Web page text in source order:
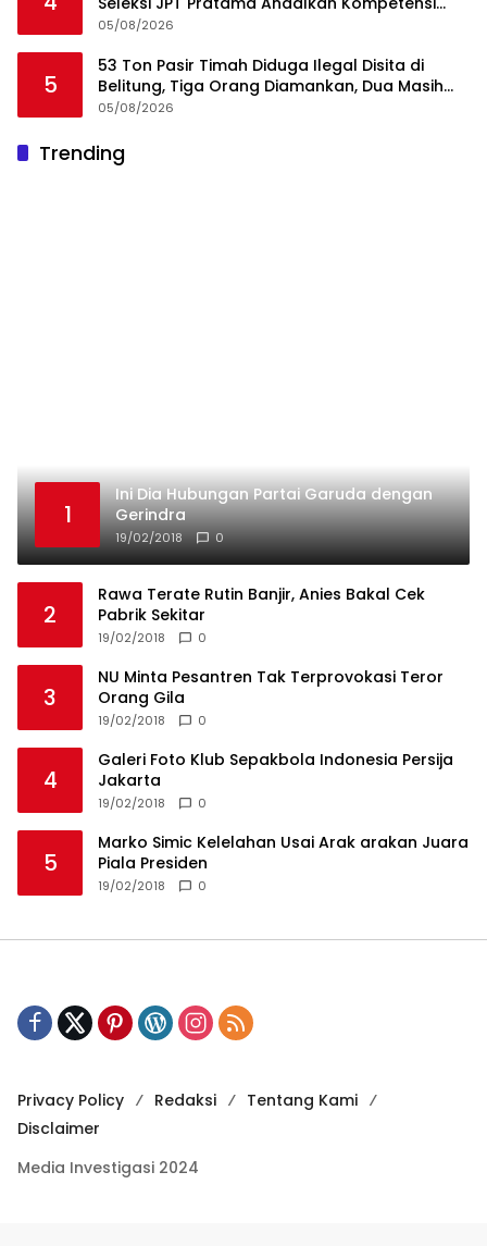
dan Integritas, Bukan Kedekatan
05/08/2026
5
53 Ton Pasir Timah Diduga Ilegal Disita di
Belitung, Tiga Orang Diamankan, Dua Masih
Diburu
05/08/2026
Trending
1
Ini Dia Hubungan Partai Garuda dengan
Gerindra
19/02/2018 0
2
Rawa Terate Rutin Banjir, Anies Bakal Cek
Pabrik Sekitar
19/02/2018 0
3
NU Minta Pesantren Tak Terprovokasi Teror
Orang Gila
19/02/2018 0
4
Galeri Foto Klub Sepakbola Indonesia Persija
Jakarta
19/02/2018 0
5
Marko Simic Kelelahan Usai Arak arakan Juara
Piala Presiden
19/02/2018 0
Privacy Policy Redaksi
Tentang Kami
Disclaimer
Media Investigasi 2024